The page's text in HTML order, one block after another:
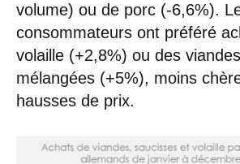
volume) ou de porc (-6,6%).
consommateurs ont préféré
volaille (+2,8%) ou des
mélangées (+5%), moins
hausses de prix.